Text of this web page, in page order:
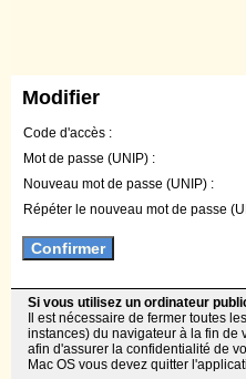
Modifier
Code d'accès :
Mot de passe (UNIP) :
Nouveau mot de passe (UNIP) :
Répéter le nouveau mot de passe
Si vous utilisez un ordinateur
Il est nécessaire de fermer toutes
instances) du navigateur à la fin de
afin d'assurer la confidentialité de
Mac OS vous devez quitter